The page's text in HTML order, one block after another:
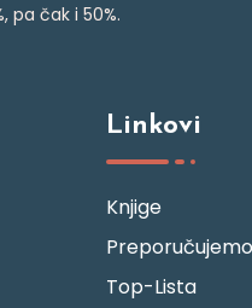
pa čak i 50%.
Linkovi
Knjige
Preporučujemo
Top-Lista